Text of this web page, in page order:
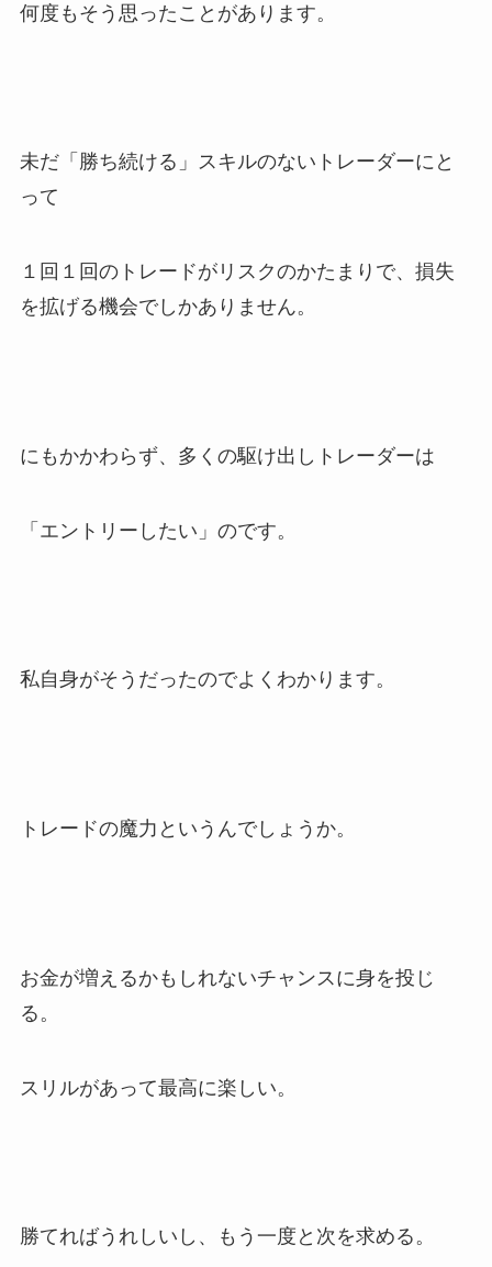
何度もそう思ったことがあります。
未だ「勝ち続ける」スキルのないトレーダーにと
って
１回１回のトレードがリスクのかたまりで、損失
を拡げる機会でしかありません。
にもかかわらず、多くの駆け出しトレーダーは
「エントリーしたい」のです。
私自身がそうだったのでよくわかります。
トレードの魔力というんでしょうか。
お金が増えるかもしれないチャンスに身を投じ
る。
スリルがあって最高に楽しい。
勝てればうれしいし、もう一度と次を求める。